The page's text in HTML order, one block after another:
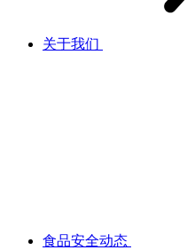
关于我们
食品安全动态